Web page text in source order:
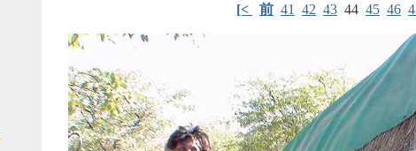
[< 前 41 42 43 44 45 46